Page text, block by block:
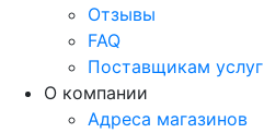
Отзывы
FAQ
Поставщикам услуг
О компании
Адреса магазинов